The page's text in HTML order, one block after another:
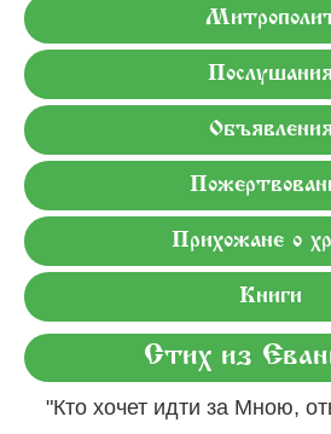
Послушания
Объявления
Прихожане о
Книги
Стих из
"Кто хочет идти за Мною,